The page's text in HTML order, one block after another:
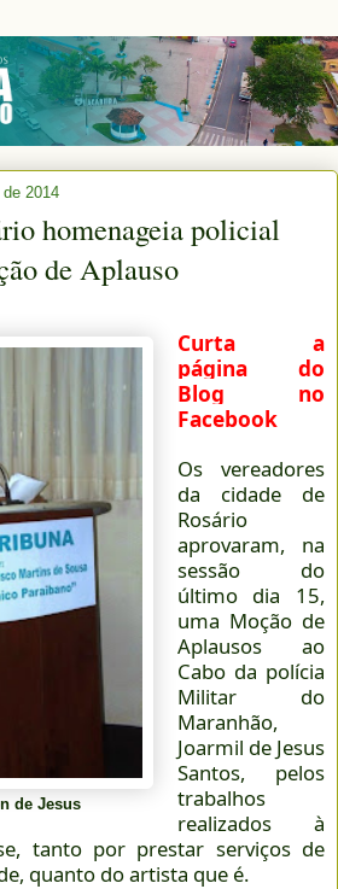
2014
homenageia policial
de Aplauso
de Jesus
Curta a
página do
Blog no
Facebook
Os vereadores
da cidade de
Rosário
aprovaram, na
sessão do
último dia 15,
uma Moção de
Aplausos ao
Cabo da polícia
Militar do
Maranhão,
Joarmil de Jesus
Santos, pelos
trabalhos
realizados à
tanto por prestar serviços de
quanto do artista que é.